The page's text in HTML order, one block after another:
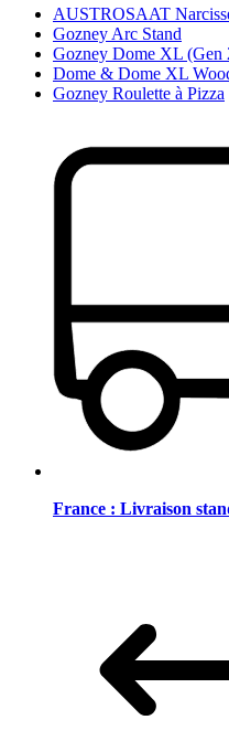
AUSTROSAAT
Gozney Arc Stand
Gozney Dome XL (Gen
Dome & Dome XL
Gozney Roulette à Pizza
France : Livraison